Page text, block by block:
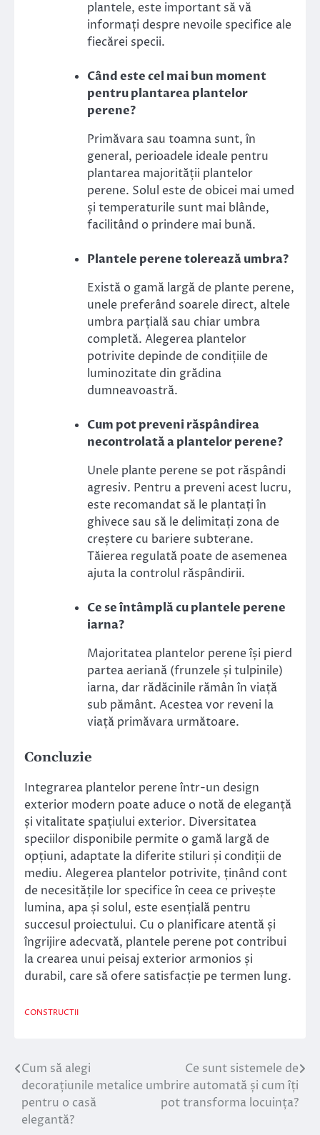
plantele, este important să vă
informați despre nevoile specifice ale
fiecărei specii.
Când este cel mai bun moment
pentru plantarea plantelor
perene?
Primăvara sau toamna sunt, în
general, perioadele ideale pentru
plantarea majorității plantelor
perene. Solul este de obicei mai umed
și temperaturile sunt mai blânde,
facilitând o prindere mai bună.
Plantele perene tolerează umbra?
Există o gamă largă de plante perene,
unele preferând soarele direct, altele
umbra parțială sau chiar umbra
completă. Alegerea plantelor
potrivite depinde de condițiile de
luminozitate din grădina
dumneavoastră.
Cum pot preveni răspândirea
necontrolată a plantelor perene?
Unele plante perene se pot răspândi
agresiv. Pentru a preveni acest lucru,
este recomandat să le plantați în
ghivece sau să le delimitați zona de
creștere cu bariere subterane.
Tăierea regulată poate de asemenea
ajuta la controlul răspândirii.
Ce se întâmplă cu plantele perene
iarna?
Majoritatea plantelor perene își pierd
partea aeriană (frunzele și tulpinile)
iarna, dar rădăcinile rămân în viață
sub pământ. Acestea vor reveni la
viață primăvara următoare.
Concluzie
Integrarea plantelor perene într-un design
exterior modern poate aduce o notă de eleganță
și vitalitate spațiului exterior. Diversitatea
speciilor disponibile permite o gamă largă de
opțiuni, adaptate la diferite stiluri și condiții de
mediu. Alegerea plantelor potrivite, ținând cont
de necesitățile lor specifice în ceea ce privește
lumina, apa și solul, este esențială pentru
succesul proiectului. Cu o planificare atentă și
îngrijire adecvată, plantele perene pot contribui
la crearea unui peisaj exterior armonios și
durabil, care să ofere satisfacție pe termen lung.
CONSTRUCTII
Navigare
în
articole
Cum să alegi
decorațiunile metalice
pentru o casă
elegantă?
Ce sunt sistemele de
umbrire automată și cum îți
pot transforma locuința?